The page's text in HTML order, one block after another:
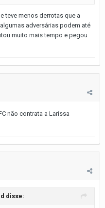
teve menos derrotas que a
adversárias podem até
muito mais tempo e pegou
não contrata a Larissa
disse: